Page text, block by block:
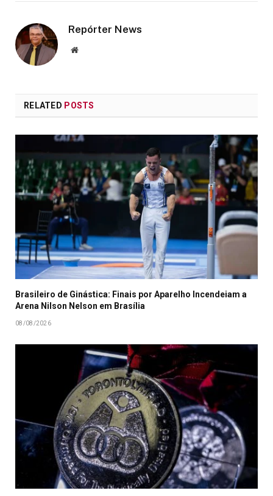
Repórter News
Website
RELATED POSTS
Brasileiro de Ginástica: Finais por Aparelho Incendeiam a
Arena Nilson Nelson em Brasília
08/08/2026